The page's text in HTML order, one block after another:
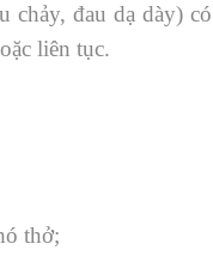
chảy, đau dạ dày) có
liên tục.
thở;